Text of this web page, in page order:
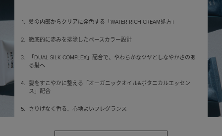
髪の内部からクリアに発色する「WATER RICH CREAM処方」
徹底的に赤みを排除したベースカラー設計
「DUAL SILK COMPLEX」配合で、やわらかなツヤとしなやかさのあ
る髪へ
髪をすこやかに整える「オーガニックオイル&ボタニカルエッセン
ス」配合
さりげなく香る、心地よいフレグランス